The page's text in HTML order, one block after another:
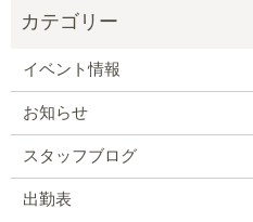
イベント情報
お知らせ
スタッフブログ
出勤表